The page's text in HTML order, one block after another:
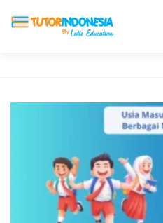
TESTIMONI
BLOG DAFTAR SEKOLAH